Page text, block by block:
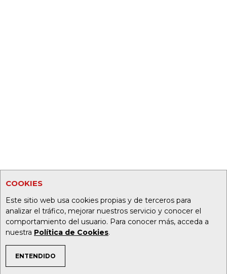
COOKIES
Este sitio web usa cookies propias y de terceros para
analizar el tráfico, mejorar nuestros servicio y conocer el
comportamiento del usuario. Para conocer más, acceda a
nuestra Política de Cookies.
ENTENDIDO
TEMAS DE INTERÉS